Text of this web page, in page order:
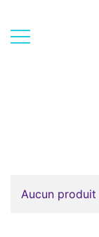
content
Aucun